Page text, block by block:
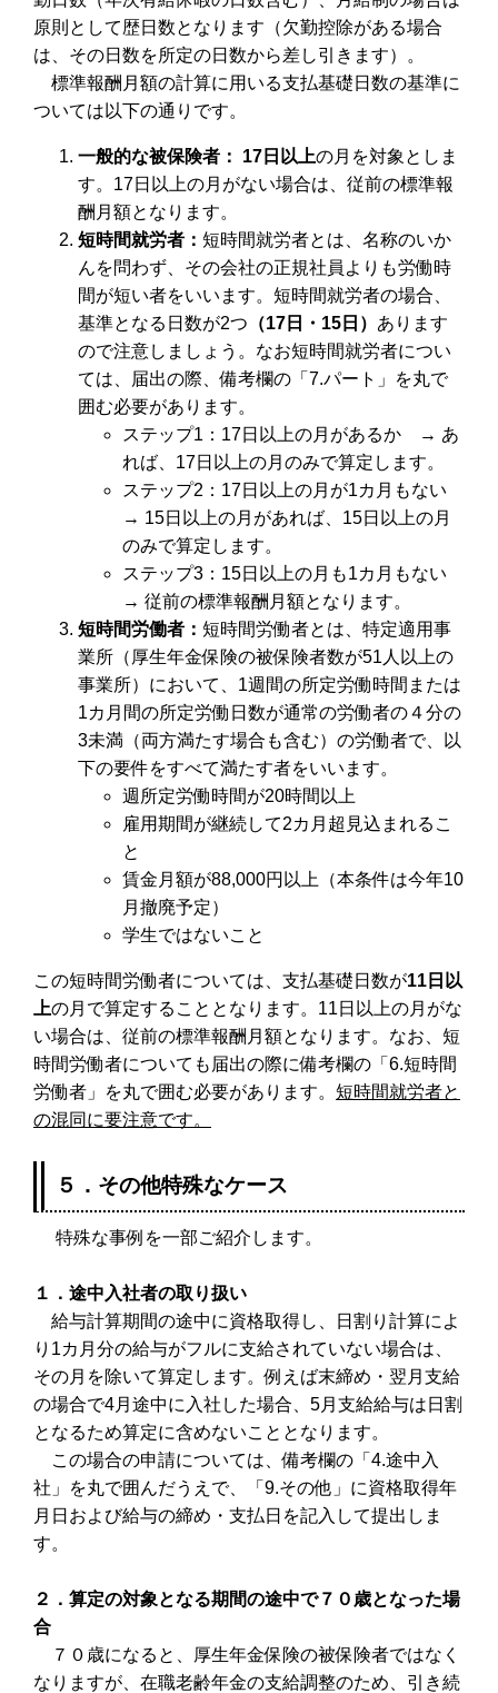
原則として歴日数となります（欠勤控除がある場合
は、その日数を所定の日数から差し引きます）。
標準報酬月額の計算に用いる支払基礎日数の基準に
ついては以下の通りです。
一般的な被保険者： 17日以上の月を対象としま
す。17日以上の月がない場合は、従前の標準報
酬月額となります。
短時間就労者： 短時間就労者とは、名称のいか
んを問わず、その会社の正規社員よりも労働時
間が短い者をいいます。短時間就労者の場合、
基準となる日数が2つ （17日・15日） あります
ので注意しましょう。なお短時間就労者につい
ては、届出の際、備考欄の「7.パート」を丸で
囲む必要があります。
ステップ1：17日以上の月があるか → あ
れば、17日以上の月のみで算定します。
ステップ2：17日以上の月が1カ月もない
→ 15日以上の月があれば、15日以上の月
のみで算定します。
ステップ3：15日以上の月も1カ月もない
→ 従前の標準報酬月額となります。
短時間労働者： 短時間労働者とは、特定適用事
業所（厚生年金保険の被保険者数が51人以上の
事業所）において、1週間の所定労働時間または
1カ月間の所定労働日数が通常の労働者の４分の
3未満（両方満たす場合も含む）の労働者で、以
下の要件をすべて満たす者をいいます。
週所定労働時間が20時間以上
雇用期間が継続して2カ月超見込まれるこ
と
賃金月額が88,000円以上（本条件は今年10
月撤廃予定）
学生ではないこと
この短時間労働者については、支払基礎日数が11日以
上の月で算定することとなります。11日以上の月がな
い場合は、従前の標準報酬月額となります。なお、短
時間労働者についても届出の際に備考欄の「6.短時間
労働者」を丸で囲む必要があります。 短時間就労者と
の混同に要注意です。
５．その他特殊なケース
特殊な事例を一部ご紹介します。
１．途中入社者の取り扱い
給与計算期間の途中に資格取得し、日割り計算によ
り1カ月分の給与がフルに支給されていない場合は、
その月を除いて算定します。例えば末締め・翌月支給
の場合で4月途中に入社した場合、5月支給給与は日割
となるため算定に含めないこととなります。
この場合の申請については、備考欄の「4.途中入
社」を丸で囲んだうえで、「9.その他」に資格取得年
月日および給与の締め・支払日を記入して提出しま
す。
２．算定の対象となる期間の途中で７０歳となった場
合
７０歳になると、厚生年金保険の被保険者ではなく
なりますが、在職老齢年金の支給調整のため、引き続